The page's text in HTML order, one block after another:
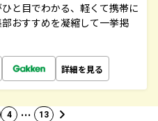
と目でわかる、軽くて携帯に
おすすめを凝縮して一挙掲
詳細を見る
4 … 13